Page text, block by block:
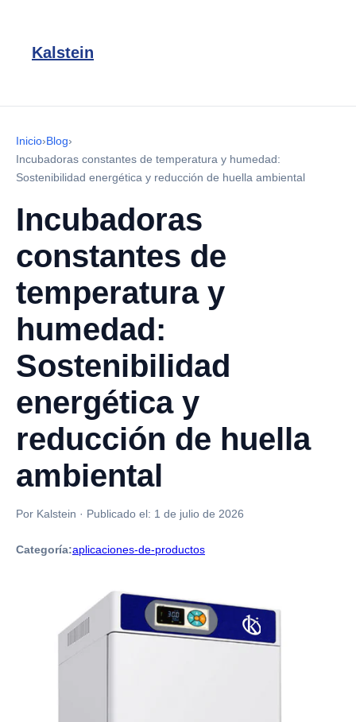
Kalstein
Inicio›Blog›
Incubadoras constantes de temperatura y humedad:
Sostenibilidad energética y reducción de huella ambiental
Incubadoras
constantes de
temperatura y
humedad:
Sostenibilidad
energética y
reducción de huella
ambiental
Por Kalstein · Publicado el: 1 de julio de 2026
Categoría:aplicaciones-de-productos